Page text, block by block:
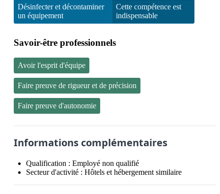
Désinfecter et décontaminer
un équipement
Cette compétence est
indispensable
Savoir-être professionnels
Avoir l'esprit d'équipe
Faire preuve de rigueur et de précision
Faire preuve d'autonomie
Informations complémentaires
Qualification : Employé non qualifié
Secteur d'activité : Hôtels et hébergement similaire